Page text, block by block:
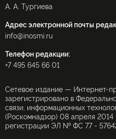
А. А. Тургиева
Адрес электронной почты
info@inosmi.ru
Телефон редакции:
+7 495 645 66 01
Сетевое издание — Интернет-
зарегистрировано в
связи, информационных
(Роскомнадзор) 08 апреля 2014
регистрации ЭЛ № ФС 77 -